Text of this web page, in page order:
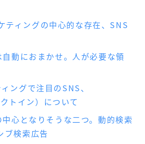
ティングの中心的な存在、SNS
動におまかせ。人が必要な領
ングで注目のSNS、
トイン）について
心となりそうな二つ。動的検索
ブ検索広告